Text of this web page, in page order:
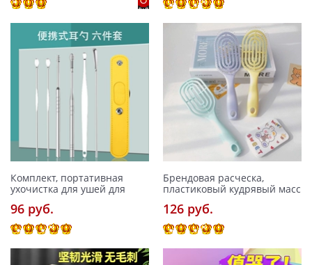
Комплект, портативная
ухочистка для ушей для
96 pуб.
Брендовая расческа,
пластиковый кудрявый масс
126 pуб.